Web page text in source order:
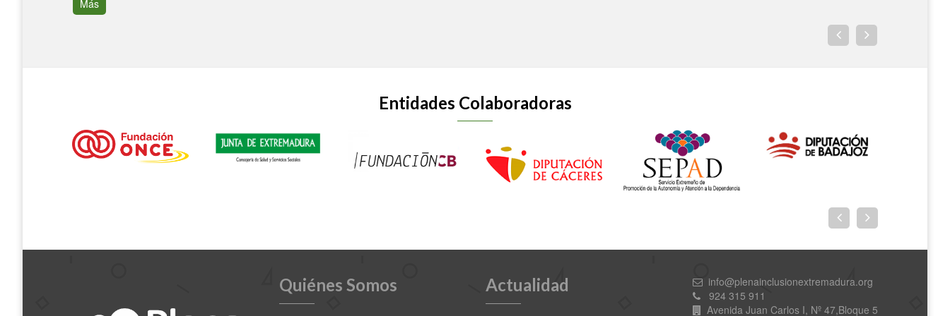
Más
Entidades Colaboradoras
Quiénes Somos Actualidad
info@plenainclusionextremadura.org
924 315 911
Avenida Juan Carlos I, Nº 47,Bloque 5